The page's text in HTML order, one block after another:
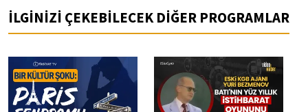
İLGİNİZİ ÇEKEBİLECEK DİĞER PROGRAMLAR